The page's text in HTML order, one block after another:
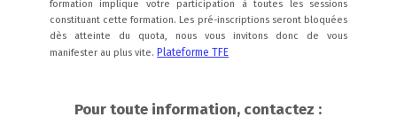
formation implique votre participation à toutes les sessions
constituant cette formation. Les pré-inscriptions seront bloquées
dès atteinte du quota, nous vous invitons donc de vous
manifester au plus vite. Plateforme TFE
Pour toute information, contactez :